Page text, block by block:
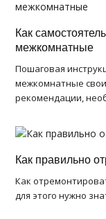
Как
межкомнатные
Пошаговая
межкомнатные
рекомендации,
Как правильно
Как
для этого нужно